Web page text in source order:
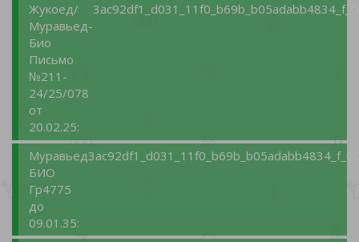
Жукоед/
Муравьед-
Био
Письмо
№211-
24/25/078
от
20.02.25:
Муравьед
БИО
Гр4775
до
09.01.35: